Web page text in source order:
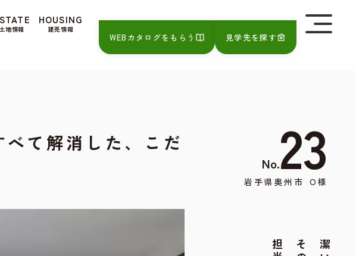
地情報
HOUSING
建売情報
て解消した、こだ
No.23
岩手県奥州市 O様
WEBカタログをもらう 見学先を探す
イバシーを極めて重視しています。詳細について、およびご質問
ーをご覧ください。